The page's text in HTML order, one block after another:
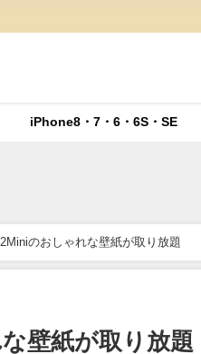
iPhone8・7・6・6S・SE
のおしゃれな壁紙が取り放題
壁紙が取り放題